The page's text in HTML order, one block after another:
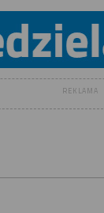
REKLAMA